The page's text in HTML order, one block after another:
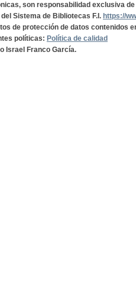
son responsabilidad exclusiva
Sistema de Bibliotecas F.I. https://
de protección de datos contenidos
políticas: Política de calidad
Israel Franco García.